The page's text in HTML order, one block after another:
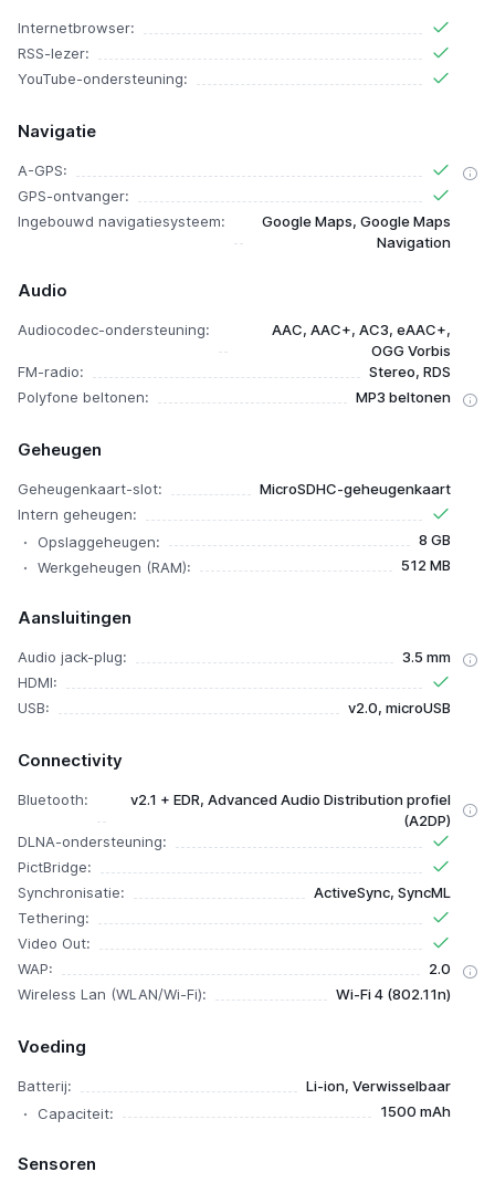
Internetbrowser:
RSS-lezer:
YouTube-ondersteuning:
Navigatie
A-GPS:
GPS-ontvanger:
Ingebouwd navigatiesysteem:
Google Maps, Google Maps
Navigation
Audio
Audiocodec-ondersteuning:
AAC, AAC+, AC3, eAAC+,
OGG Vorbis
FM-radio:
Stereo, RDS
Polyfone beltonen:
MP3 beltonen
Geheugen
Geheugenkaart-slot:
MicroSDHC-geheugenkaart
Intern geheugen:
Opslaggeheugen:
8 GB
Werkgeheugen (RAM):
512 MB
Aansluitingen
Audio jack-plug:
3.5 mm
HDMI:
USB:
v2.0, microUSB
Connectivity
Bluetooth:
v2.1 + EDR, Advanced Audio Distribution profiel
(A2DP)
DLNA-ondersteuning:
PictBridge:
Synchronisatie:
ActiveSync, SyncML
Tethering:
Video Out:
WAP:
2.0
Wireless Lan (WLAN/Wi-Fi):
Wi-Fi 4 (802.11n)
Voeding
Batterij:
Li-ion, Verwisselbaar
Capaciteit:
1500 mAh
Sensoren